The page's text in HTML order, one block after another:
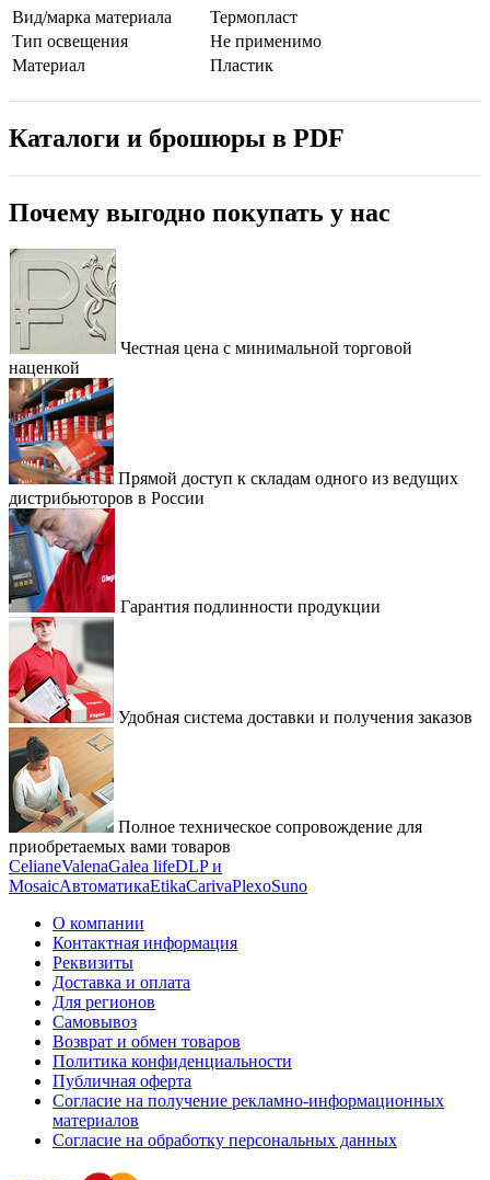
Вид/марка материала
Термопласт
Тип освещения
Не применимо
Материал
Пластик
Каталоги и брошюры в PDF
Почему выгодно покупать у нас
Честная цена с минимальной торговой
наценкой
Прямой доступ к складам одного из ведущих
дистрибьюторов в России
Гарантия подлинности продукции
Удобная система доставки и получения заказов
Полное техническое сопровождение для
приобретаемых вами товаров
CelianeValenaGalea lifeDLP и
MosaicАвтоматикаEtikaCarivaPlexoSuno
О компании
Контактная информация
Реквизиты
Доставка и оплата
Для регионов
Самовывоз
Возврат и обмен товаров
Политика конфиденциальности
Публичная оферта
Согласие на получение рекламно-информационных
материалов
Согласие на обработку персональных данных